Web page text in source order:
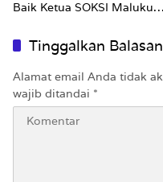
Baik Ketua SOKSI Maluku
Tinggalkan Balasan
Alamat email Anda tidak
wajib ditandai *